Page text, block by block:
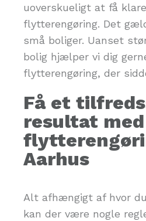
uoverskueligt at få
flytterengøring. Det
små boliger. Uanset
bolig hjælper vi dig
flytterengøring, der
Få et
resultat med
Aarhus
Alt afhængigt af hvor
kan der være nogle